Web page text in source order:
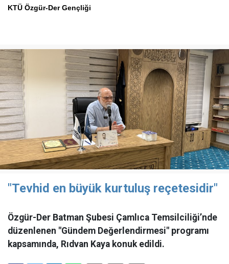
KTÜ Özgür-Der Gençliği
"Tevhid en büyük kurtuluş reçetesidir"
Özgür-Der Batman Şubesi Çamlıca Temsilciliği’nde
düzenlenen "Gündem Değerlendirmesi" programı
kapsamında, Rıdvan Kaya konuk edildi.